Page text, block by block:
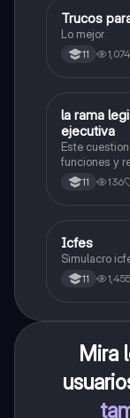
Química
Trucos
Lo mejor
11 1,074
LSociales/
la rama
ejecutiva
Este
funciones y
legislativa,
11 136
ICFES:
Icfes
Simulacro
11 1,455
Mira